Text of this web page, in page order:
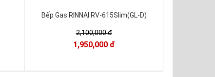
Bếp Gas RINNAI RV-615Slim(GL-D)
2,100,000 đ
1,950,000 đ